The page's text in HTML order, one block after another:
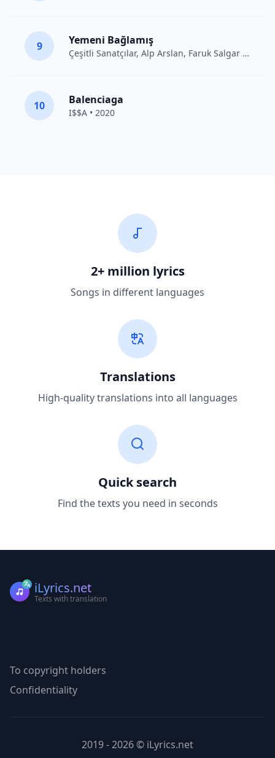
9 Yemeni Bağlamış
Çeşitli Sanatçılar, Alp Arslan, Faruk Salgar • 2012
10 Balenciaga
I$$A • 2020
2+ million lyrics
Songs in different languages
Translations
High-quality translations into all languages
Quick search
Find the texts you need in seconds
iLyrics.net
Texts with translation
To copyright holders
Confidentiality
2019 - 2026 © iLyrics.net